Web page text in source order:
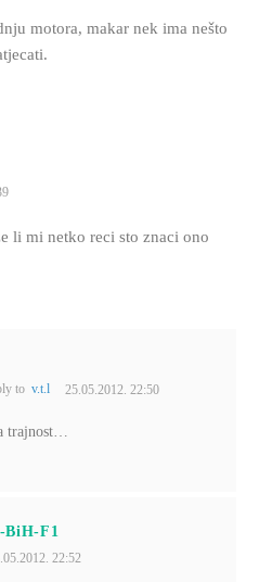
motora, makar nek ima nešto
li mi netko reci sto znaci ono
to v.t.l 25.05.2012. 22:50
trajnost…
BiH-F1
22:52